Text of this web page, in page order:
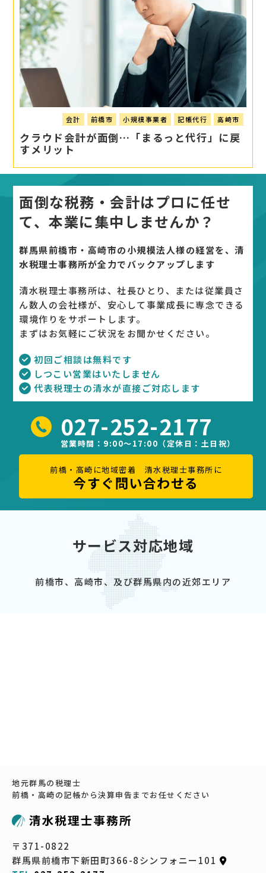
会計 前橋市 小規模事業者 記帳代行 高崎市
クラウド会計が面倒…「まるっと代行」に戻
すメリット
面倒な税務・会計はプロに任せ
て、本業に集中しませんか？
群馬県前橋市・高崎市の小規模法人様の経営を、清
水税理士事務所が全力でバックアップします
清水税理士事務所は、社長ひとり、または従業員さ
ん数人の会社様が、安心して事業成長に専念できる
環境作りをサポートします。
まずはお気軽にご状況をお聞かせください。
初回ご相談は無料です
しつこい営業はいたしません
代表税理士の清水が直接ご対応します
027-252-2177
営業時間：9:00～17:00（定休日：土日祝）
前橋・高崎に地域密着 清水税理士事務所に
今すぐ問い合わせる
サービス対応地域
前橋市、高崎市、及び群馬県内の近郊エリア
地元群馬の税理士
前橋・高崎の記帳から決算申告までお任せください
〒371-0822
群馬県前橋市下新田町366-8シンフォニー101